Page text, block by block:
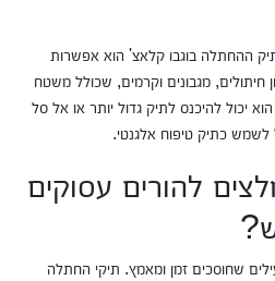
ההחתלה בוגבו קלאצ' הוא אפשרות
חיתולים, מגבונים וקרמים, שכולל משטח
יכול להיכנס לתיק גדול יותר או אל סל
לשמש כתיק טיפוח אלגנטי.
להורים עסוקים
שחוסכים זמן ומאמץ. תיקי החתלה